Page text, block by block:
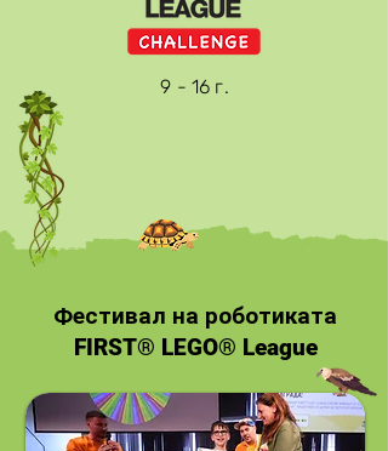
9 - 16 г.
Фестивал на роботиката
FIRST® LEGO® League